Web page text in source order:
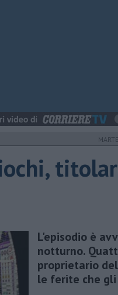
L'episodio è
notturno.
proprietario
le ferite che